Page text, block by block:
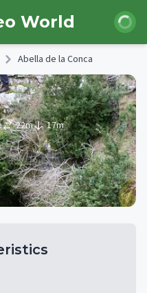
World Login
Abella de la Conca
22m 17m